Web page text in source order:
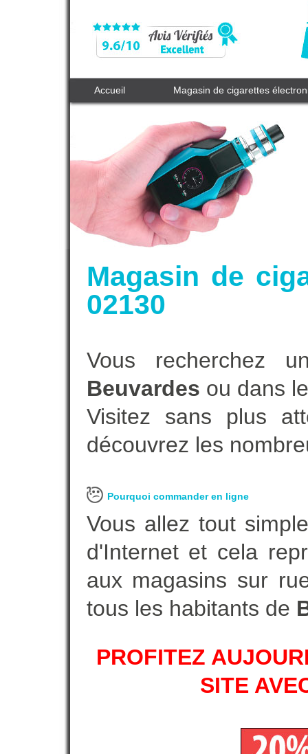
Accueil Magasin de cigarettes
Magasin de
02130
Vous recherchez
Beuvardes ou dans
Visitez sans plus
découvrez les
Pourquoi commander en ligne
Vous allez tout
d'Internet et cela
aux magasins sur
tous les habitants de
PROFITEZ
SITE